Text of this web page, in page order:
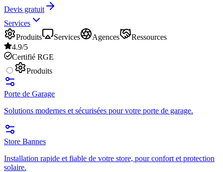
Devis gratuit
Services
Produits
Services Agences
Ressources
4.9/5
Certifié RGE
Produits
Porte de Garage
Solutions modernes et sécurisées pour votre porte de garage.
Store Bannes
Installation rapide et fiable de votre store, pour confort et protection
solaire.